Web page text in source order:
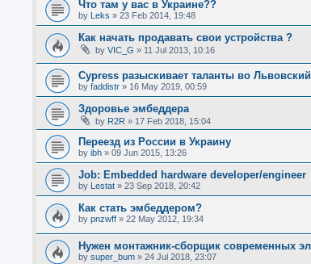
Что там у вас в Украине??
by Leks » 23 Feb 2014, 19:48
Как начать продавать свои устройства ?
by VIC_G » 11 Jul 2013, 10:16
Cypress разыскивает таланты во
by faddistr » 16 May 2019, 00:59
Здоровье эмбеддера
by R2R » 17 Feb 2018, 15:04
Переезд из России в Украину
by ibh » 09 Jun 2015, 13:26
Job: Embedded hardware developer/engineer
by Lestat » 23 Sep 2018, 20:42
Как стать эмбеддером?
by pnzwff » 22 May 2012, 19:34
Нужен монтажник-сборщик современных
by super_bum » 24 Jul 2018, 23:07